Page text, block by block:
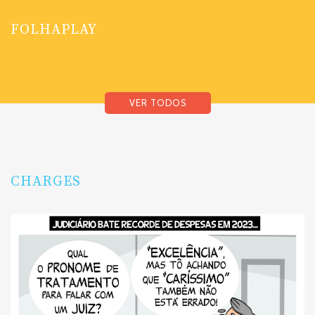
FOLHAPLAY
VER TODOS
CHARGES